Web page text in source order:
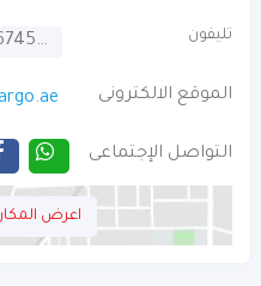
تليفون 067454168
الموقع الالكترونى
التواصل الإجتماعى
اعرض